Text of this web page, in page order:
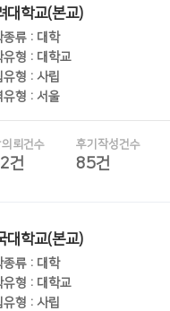
대학교(본교)
종류 : 대학
유형 : 대학교
유형 : 사립
유형 : 서울
의뢰건수
건
후기작성건수
85건
대학교(본교)
종류 : 대학
유형 : 대학교
유형 : 사립